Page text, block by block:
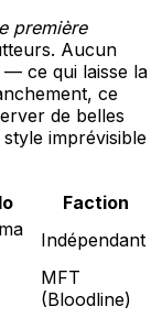
première
Aucun
ce qui laisse la
ce
de belles
imprévisible
Faction
Indépendant
MFT
(Bloodline)